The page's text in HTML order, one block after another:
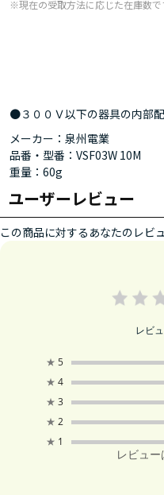
※現在の受取方法に応じた在庫数で
●３００Ｖ以下の器具の内部
メーカー：泉州電業
品番・型番：VSF03W 10M
重量：60g
ユーザーレビュー
この商品に対するあなたのレビ
レビ
★ 5
★ 4
★ 3
★ 2
★ 1
レビュー